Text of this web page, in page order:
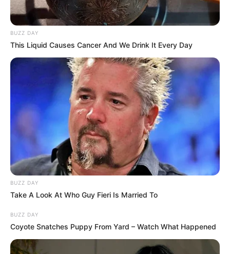
BUZZ DAY
This Liquid Causes Cancer And We Drink It Every Day
BUZZ DAY
Take A Look At Who Guy Fieri Is Married To
BUZZ DAY
Coyote Snatches Puppy From Yard – Watch What Happened